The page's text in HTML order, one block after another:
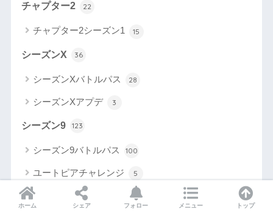
チャプター2 22
チャプター2シーズン1 15
シーズンX 36
シーズンXバトルパス 28
シーズンXアプデ 3
シーズン9 123
シーズン9バトルパス 100
ユートピアチャレンジ 5
フォートバイト
ホーム シェア フォロー メニュー トップ